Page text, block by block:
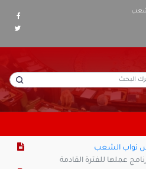
نواب الشعب
عملها للفترة القادمة